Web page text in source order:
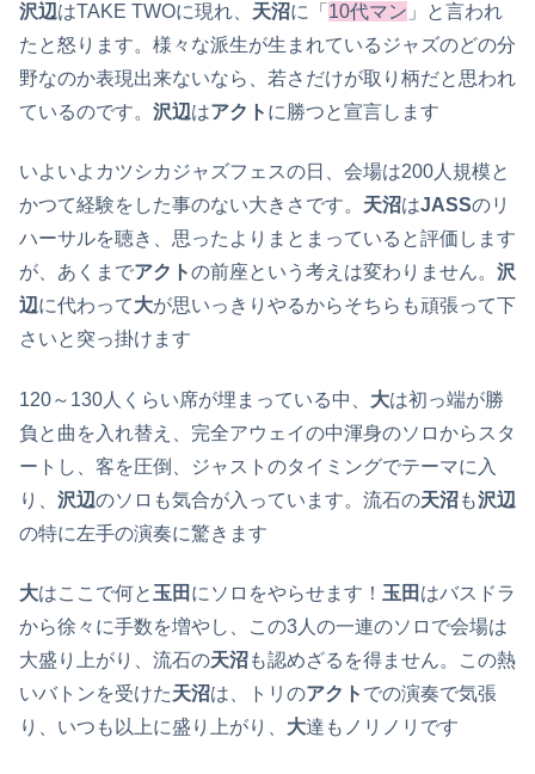
沢辺はTAKE TWOに現れ、 天沼に「 10代マン 」と言われ
たと怒ります。様々な派生が生まれているジャズのどの分
野なのか表現出来ないなら、若さだけが取り柄だと思われ
ているのです。 沢辺はアクト に勝つと宣言します
いよいよカツシカジャズフェスの日、会場は200人規模と
かつて経験をした事のない大きさです。 天沼はJASSのリ
ハーサルを聴き、思ったよりまとまっていると評価します
が、あくまでアクトの前座という考えは変わりません。 沢
辺に代わって大が思いっきりやるからそちらも頑張って下
さいと突っ掛けます
120～130人くらい席が埋まっている中、 大は初っ端が勝
負と曲を入れ替え、完全アウェイの中渾身のソロからスタ
ートし、客を圧倒、ジャストのタイミングでテーマに入
り、 沢辺のソロも気合が入っています。流石の天沼も沢辺
の特に左手の演奏に驚きます
大はここで何と 玉田 にソロをやらせます！ 玉田 はバスドラ
から徐々に手数を増やし、この3人の一連のソロで会場は
大盛り上がり、流石の天沼も認めざるを得ません。この熱
いバトンを受けた天沼は、トリのアクト での演奏で気張
り、いつも以上に盛り上がり、 大達もノリノリです